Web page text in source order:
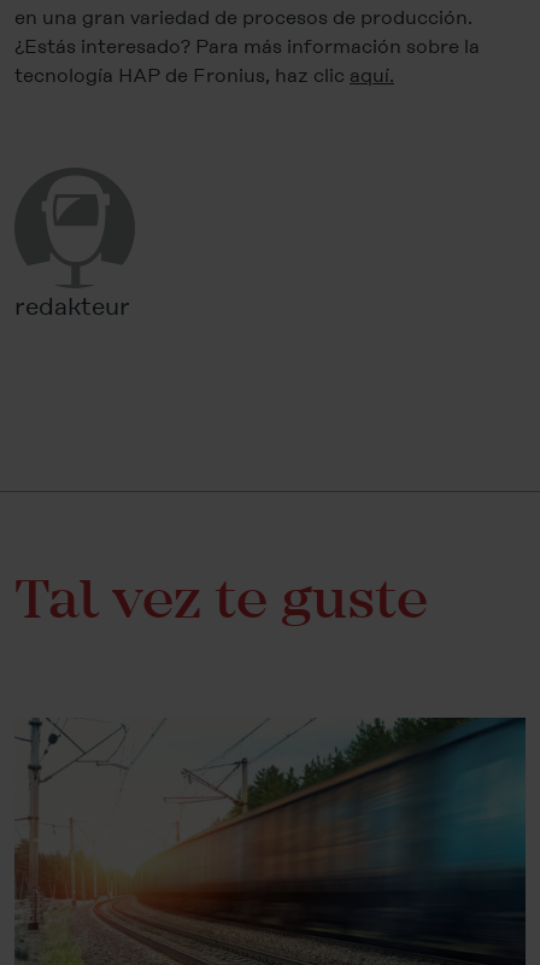
en una gran variedad de procesos de producción.
¿Estás interesado? Para más información sobre la
tecnología HAP de Fronius, haz clic aquí.
redakteur
Tal vez te guste